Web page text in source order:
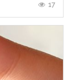
17